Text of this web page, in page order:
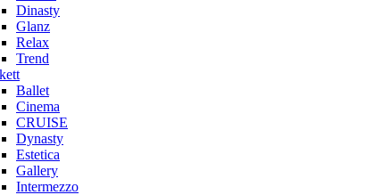
Dinasty
Glanz
Relax
Trend
Ballet
Cinema
CRUISE
Dynasty
Estetica
Gallery
Intermezzo